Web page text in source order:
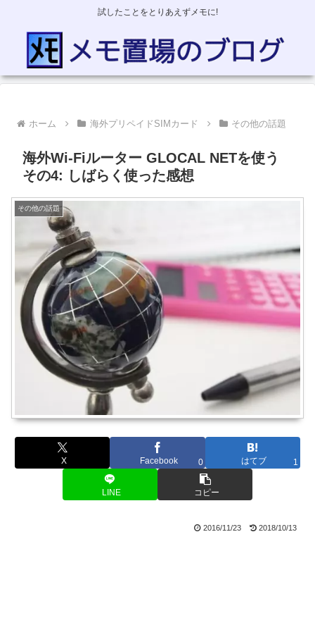
試したことをとりあえずメモに!
ホーム 海外プリペイドSIMカード その他の話題
海外Wi-Fiルーター GLOCAL NETを使う
その4: しばらく使った感想
その他の話題
X Facebook 0 はてブ 1
LINE コピー
2016/11/23 2018/10/13